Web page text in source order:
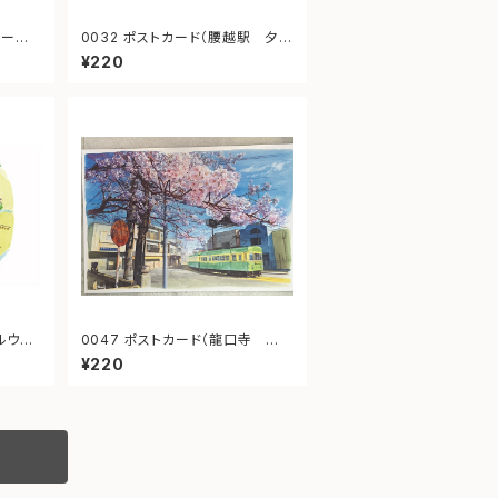
ショ
0032 ポストカード（腰越駅 夕
景）
¥220
ウェ
0047 ポストカード（龍口寺 江ノ
電）
¥220